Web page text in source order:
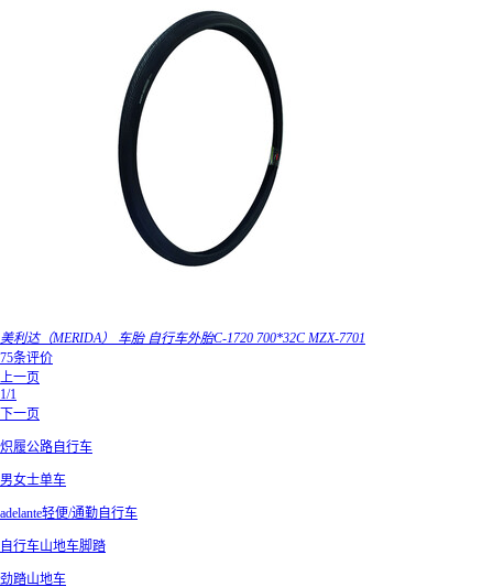
美利达（MERIDA） 车胎 自行车外胎C-1720 700*32C MZX-7701
75条评价
上一页
1/1
下一页
炽履公路自行车
男女士单车
adelante轻便/通勤自行车
自行车山地车脚踏
劲踏山地车